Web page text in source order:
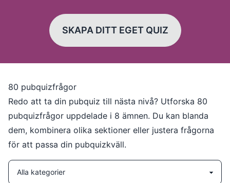
SKAPA DITT EGET QUIZ
80 pubquizfrågor
Redo att ta din pubquiz till nästa nivå? Utforska 80
pubquizfrågor uppdelade i 8 ämnen. Du kan blanda
dem, kombinera olika sektioner eller justera frågorna
för att passa din pubquizkväll.